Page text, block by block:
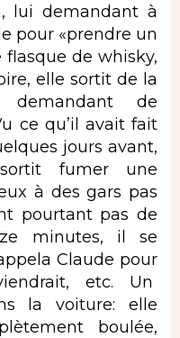
lui demandant à
pour «prendre un
flasque de whisky,
elle sortit de la
de
ce qu’il avait fait
jours avant,
fumer une
à des gars pas
pourtant pas de
minutes, il se
Claude pour
etc. Un
la voiture: elle
boulée,